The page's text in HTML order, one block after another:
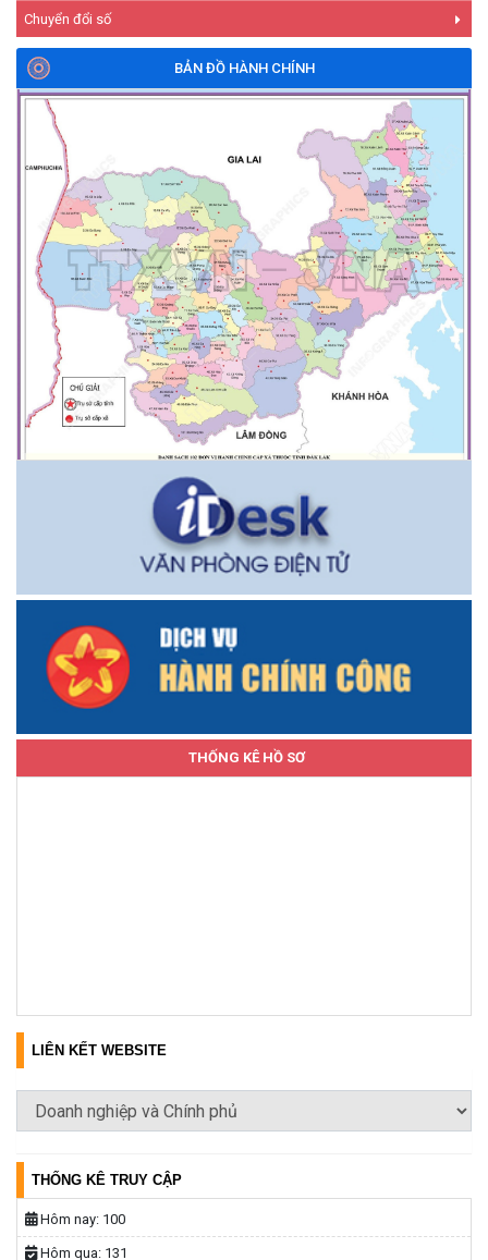
Chuyển đổi số
BẢN ĐỒ HÀNH CHÍNH
THỐNG KÊ HỒ SƠ
LIÊN KẾT WEBSITE
THỐNG KÊ TRUY CẬP
Hôm nay: 100
Hôm qua: 131